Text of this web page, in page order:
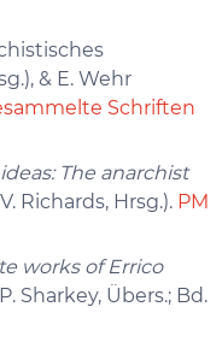
& E. Wehr
Schriften
The anarchist
Richards, Hrsg.). PM
works of Errico
Sharkey, Übers.; Bd.